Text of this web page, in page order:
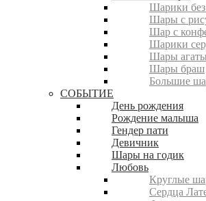
Шарики без
Шары с
Шар с
Шарики
Шары агаты
Шары браш
Большие
СОБЫТИЕ
День рождения
Рождение малыша
Гендер пати
Девичник
Шары на годик
Любовь
Круглые
Сердца